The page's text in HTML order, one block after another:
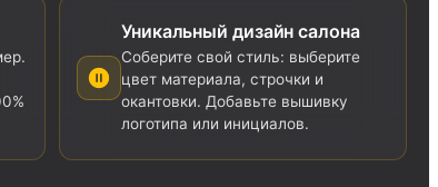
Уникальный дизайн салона
Соберите свой стиль: выберите
цвет материала, строчки и
окантовки. Добавьте вышивку
логотипа или инициалов.